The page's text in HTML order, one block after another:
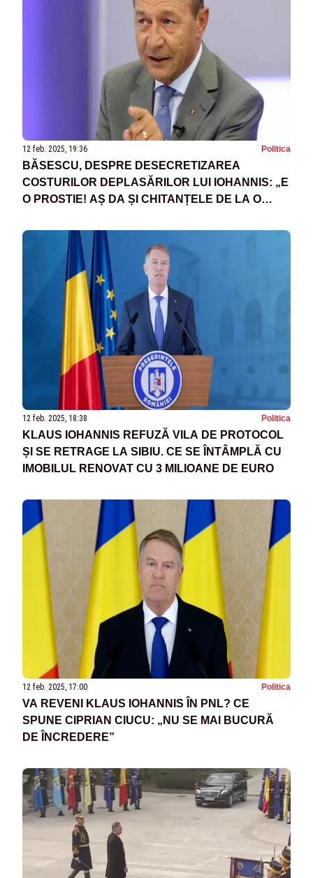
12 feb. 2025, 19:36 Politica
BĂSESCU, DESPRE DESECRETIZAREA
COSTURILOR DEPLASĂRILOR LUI IOHANNIS: „E
O PROSTIE! AȘ DA ȘI CHITANȚELE DE LA O
12 feb. 2025, 18:38 Politica
KLAUS IOHANNIS REFUZĂ VILA DE PROTOCOL
ȘI SE RETRAGE LA SIBIU. CE SE ÎNTÂMPLĂ CU
IMOBILUL RENOVAT CU 3 MILIOANE DE EURO
12 feb. 2025, 17:00 Politica
VA REVENI KLAUS IOHANNIS ÎN PNL? CE
SPUNE CIPRIAN CIUCU: „NU SE MAI BUCURĂ
DE ÎNCREDERE”